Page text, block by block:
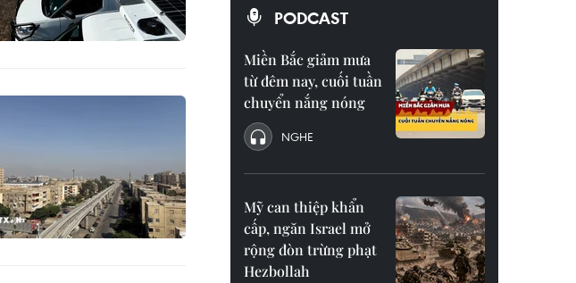
PODCAST
Miền Bắc giảm mưa
từ đêm nay, cuối tuần
chuyển nắng nóng
NGHE
Mỹ can thiệp khẩn
cấp, ngăn Israel mở
rộng đòn trừng phạt
Hezbollah